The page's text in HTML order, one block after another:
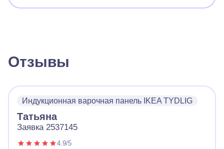
Отзывы
Индукционная варочная панель IKEA TYDLIG
Татьяна
Заявка 2537145
4.9/5